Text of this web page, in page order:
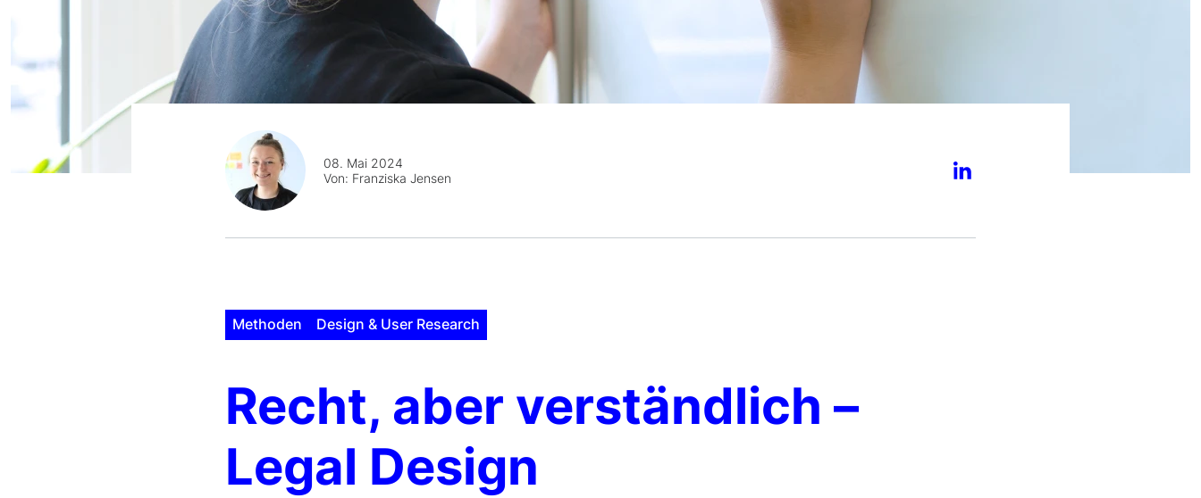
08. Mai 2024
Von: Franziska Jensen
Methoden Design & User Research
Recht, aber verständlich –
Legal Design